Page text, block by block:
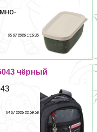
05 07 2026 1:16:35
чёрный
04 07 2026 22:59:58